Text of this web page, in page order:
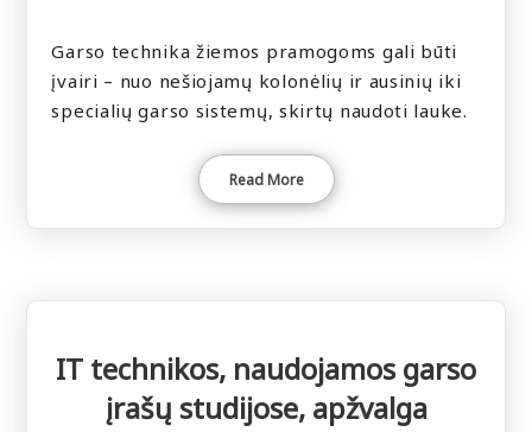
Garso technika žiemos pramogoms gali būti
įvairi – nuo nešiojamų kolonėlių ir ausinių iki
specialių garso sistemų, skirtų naudoti lauke.
Read More
IT technikos, naudojamos garso
įrašų studijose, apžvalga